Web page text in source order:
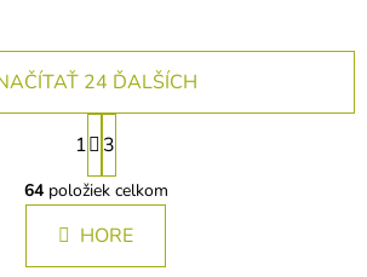
O
v
l
á
d
24 ĎALŠÍCH
S
t
r
á
n
k
1 3
64položiek celkom
HORE